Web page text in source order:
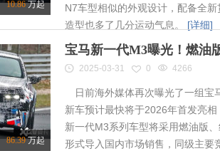
10.86万起
N7车型相似的外观设计，配备全
造型也多了几分运动气息。 [详细]
86.39万起
宝马新一代M3曝光！燃油
2025-03-31 0 4266
日前海外媒体再次曝光了一组宝
新车预计最快将于2026年首发亮
新一代M3系列车型将采用燃油版
形式导入国内市场销售，同级主要